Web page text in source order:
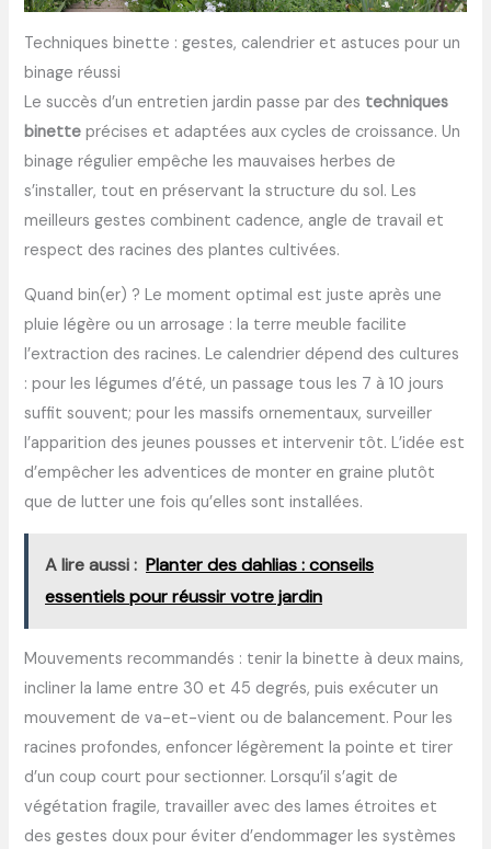
Techniques binette : gestes, calendrier et astuces pour un
binage réussi
Le succès d’un entretien jardin passe par des techniques
binette précises et adaptées aux cycles de croissance. Un
binage régulier empêche les mauvaises herbes de
s’installer, tout en préservant la structure du sol. Les
meilleurs gestes combinent cadence, angle de travail et
respect des racines des plantes cultivées.
Quand bin(er) ? Le moment optimal est juste après une
pluie légère ou un arrosage : la terre meuble facilite
l’extraction des racines. Le calendrier dépend des cultures
: pour les légumes d’été, un passage tous les 7 à 10 jours
suffit souvent; pour les massifs ornementaux, surveiller
l’apparition des jeunes pousses et intervenir tôt. L’idée est
d’empêcher les adventices de monter en graine plutôt
que de lutter une fois qu’elles sont installées.
A lire aussi : Planter des dahlias : conseils
essentiels pour réussir votre jardin
Mouvements recommandés : tenir la binette à deux mains,
incliner la lame entre 30 et 45 degrés, puis exécuter un
mouvement de va-et-vient ou de balancement. Pour les
racines profondes, enfoncer légèrement la pointe et tirer
d’un coup court pour sectionner. Lorsqu’il s’agit de
végétation fragile, travailler avec des lames étroites et
des gestes doux pour éviter d’endommager les systèmes